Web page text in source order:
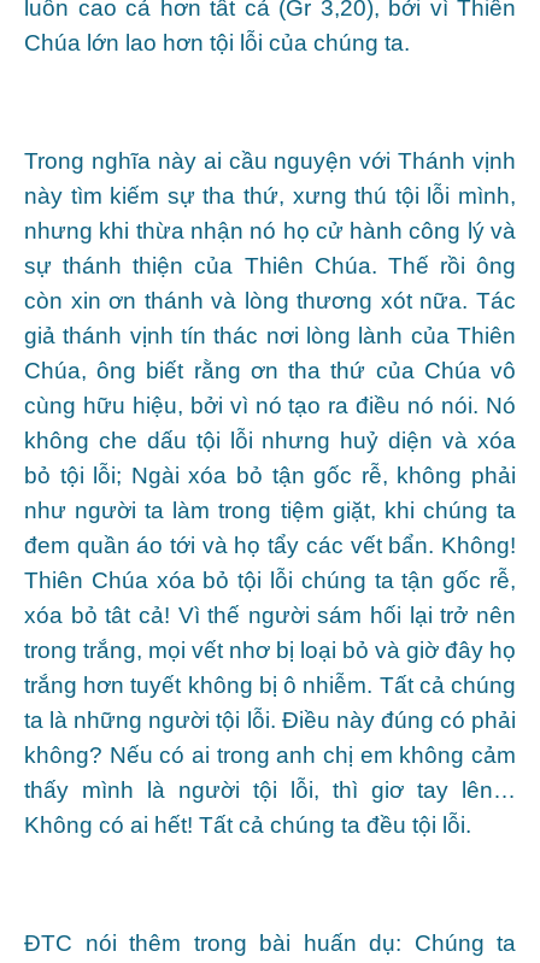
luôn cao cả hơn tất cả (Gr 3,20), bởi vì Thiên
Chúa lớn lao hơn tội lỗi của chúng ta.
Trong nghĩa này ai cầu nguyện với Thánh vịnh
này tìm kiếm sự tha thứ, xưng thú tội lỗi mình,
nhưng khi thừa nhận nó họ cử hành công lý và
sự thánh thiện của Thiên Chúa. Thế rồi ông
còn xin ơn thánh và lòng thương xót nữa. Tác
giả thánh vịnh tín thác nơi lòng lành của Thiên
Chúa, ông biết rằng ơn tha thứ của Chúa vô
cùng hữu hiệu, bởi vì nó tạo ra điều nó nói. Nó
không che dấu tội lỗi nhưng huỷ diện và xóa
bỏ tội lỗi; Ngài xóa bỏ tận gốc rễ, không phải
như người ta làm trong tiệm giặt, khi chúng ta
đem quần áo tới và họ tẩy các vết bẩn. Không!
Thiên Chúa xóa bỏ tội lỗi chúng ta tận gốc rễ,
xóa bỏ tât cả! Vì thế người sám hối lại trở nên
trong trắng, mọi vết nhơ bị loại bỏ và giờ đây họ
trắng hơn tuyết không bị ô nhiễm. Tất cả chúng
ta là những người tội lỗi. Điều này đúng có phải
không? Nếu có ai trong anh chị em không cảm
thấy mình là người tội lỗi, thì giơ tay lên…
Không có ai hết! Tất cả chúng ta đều tội lỗi.
ĐTC nói thêm trong bài huấn dụ: Chúng ta